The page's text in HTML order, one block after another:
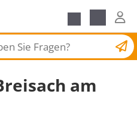
Scheidungsantrag
am